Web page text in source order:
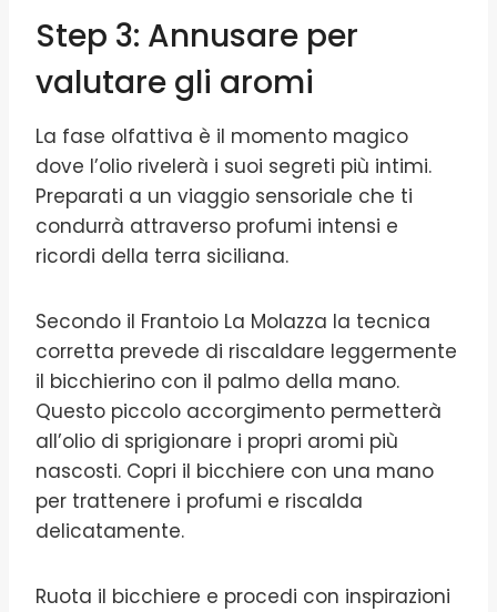
Step 3: Annusare per
valutare gli aromi
La fase olfattiva è il momento magico
dove l’olio rivelerà i suoi segreti più intimi.
Preparati a un viaggio sensoriale che ti
condurrà attraverso profumi intensi e
ricordi della terra siciliana.
Secondo il Frantoio La Molazza la tecnica
corretta prevede di riscaldare leggermente
il bicchierino con il palmo della mano.
Questo piccolo accorgimento permetterà
all’olio di sprigionare i propri aromi più
nascosti. Copri il bicchiere con una mano
per trattenere i profumi e riscalda
delicatamente.
Ruota il bicchiere e procedi con inspirazioni